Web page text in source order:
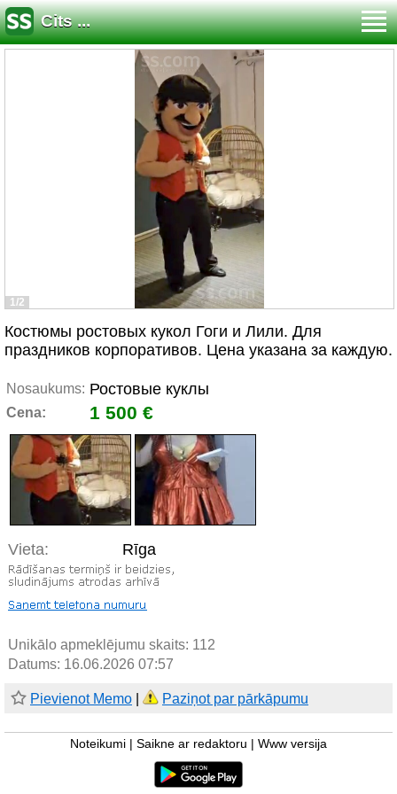
Cits ...
1/2
Костюмы ростовых кукол Гоги и Лили. Для
праздников корпоративов. Цена указана за каждую.
Nosaukums: Ростовые куклы
Cena: 1 500 €
Vieta: Rīga
Unikālo apmeklējumu skaits: 112
Datums: 16.06.2026 07:57
Pievienot Memo Paziņot par pārkāpumu
Noteikumi Saikne ar redaktoru Www versija